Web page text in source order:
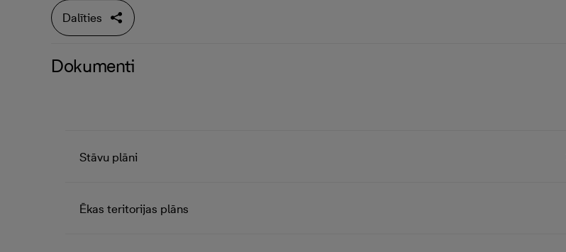
Dalīties
Dokumenti
Stāvu plāni
Ēkas teritorijas plāns